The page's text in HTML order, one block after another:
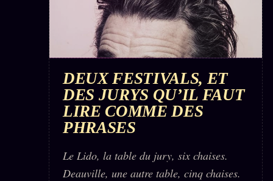
DEUX FESTIVALS, ET
DES JURYS QU’IL FAUT
LIRE COMME DES
PHRASES
Le Lido, la table du jury, six chaises.
Deauville, une autre table, cinq chaises.